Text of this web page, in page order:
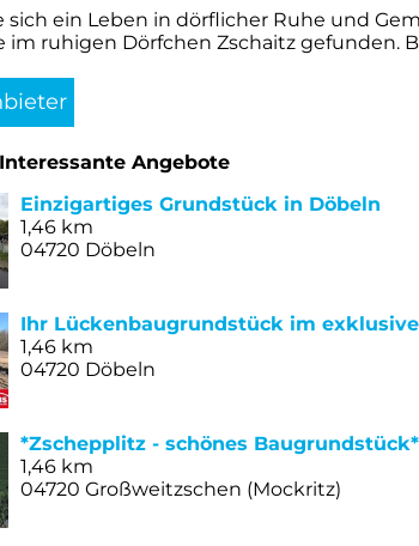
sich ein Leben in dörflicher Ruhe und
im ruhigen Dörfchen Zschaitz gefunden.
Angebote
Einzigartiges Grundstück in Döbeln
1,46 km
04720 Döbeln
Ihr Lückenbaugrundstück im
1,46 km
04720 Döbeln
*Zschepplitz - schönes Baugrundstück*
1,46 km
04720 Großweitzschen (Mockritz)